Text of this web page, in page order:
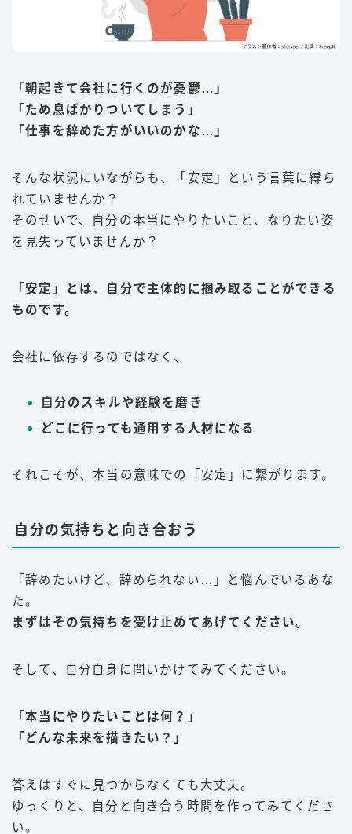
「朝起きて会社に行くのが憂鬱…」
「ため息ばかりついてしまう」
「仕事を辞めた方がいいのかな…」
そんな状況にいながらも、「安定」という言葉に縛ら
れていませんか？
そのせいで、自分の本当にやりたいこと、なりたい姿
を見失っていませんか？
「安定」とは、自分で主体的に掴み取ることができる
ものです。
会社に依存するのではなく、
自分のスキルや経験を磨き
どこに行っても通用する人材になる
それこそが、本当の意味での「安定」に繋がります。
自分の気持ちと向き合おう
「辞めたいけど、辞められない…」と悩んでいるあな
た。
まずはその気持ちを受け止めてあげてください。
そして、自分自身に問いかけてみてください。
「本当にやりたいことは何？」
「どんな未来を描きたい？」
答えはすぐに見つからなくても大丈夫。
ゆっくりと、自分と向き合う時間を作ってみてくださ
い。